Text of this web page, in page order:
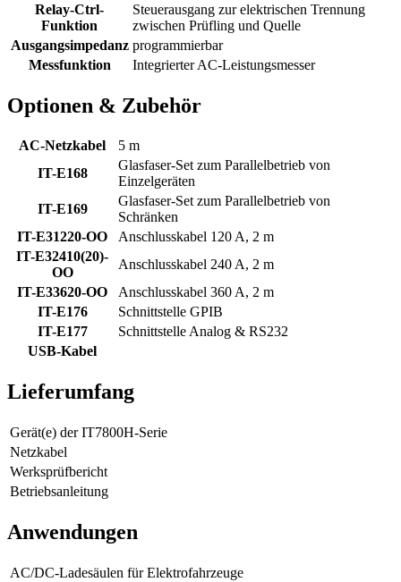
Relay-Ctrl-
Funktion
Steuerausgang zur elektrischen Trennung
zwischen Prüfling und Quelle
Ausgangsimpedanz programmierbar
Messfunktion
Integrierter AC-Leistungsmesser
Optionen & Zubehör
AC-Netzkabel
5 m
IT-E168
Glasfaser-Set zum Parallelbetrieb von
Einzelgeräten
IT-E169
Glasfaser-Set zum Parallelbetrieb von
Schränken
IT-E31220-OO
Anschlusskabel 120 A, 2 m
IT-E32410(20)-
OO
Anschlusskabel 240 A, 2 m
IT-E33620-OO
Anschlusskabel 360 A, 2 m
IT-E176
Schnittstelle GPIB
IT-E177
Schnittstelle Analog & RS232
USB-Kabel
Lieferumfang
Gerät(e) der IT7800H-Serie
Netzkabel
Werksprüfbericht
Betriebsanleitung
Anwendungen
AC/DC-Ladesäulen für Elektrofahrzeuge